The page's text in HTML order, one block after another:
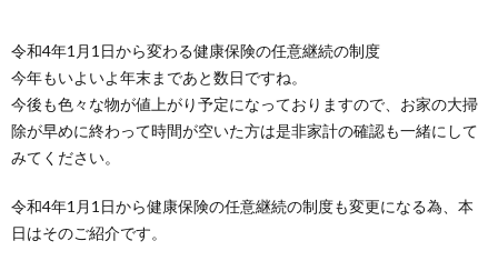
令和4年1月1日から変わる健康保険の任意継続の制度
今年もいよいよ年末まであと数日ですね。
今後も色々な物が値上がり予定になっておりますので、お家の大掃
除が早めに終わって時間が空いた方は是非家計の確認も一緒にして
みてください。
令和4年1月1日から健康保険の任意継続の制度も変更になる為、本
日はそのご紹介です。